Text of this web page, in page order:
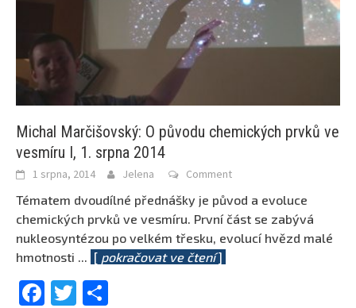
Michal Marčišovský: O původu chemických prvků ve
vesmíru I, 1. srpna 2014
1 srpna, 2014 Jelena Comment
Tématem dvoudílné přednášky je původ a evoluce
chemických prvků ve vesmíru. První část se zabývá
nukleosyntézou po velkém třesku, evolucí hvězd malé
hmotnosti ... [ pokračovat ve čtení]
Facebook
Twitter